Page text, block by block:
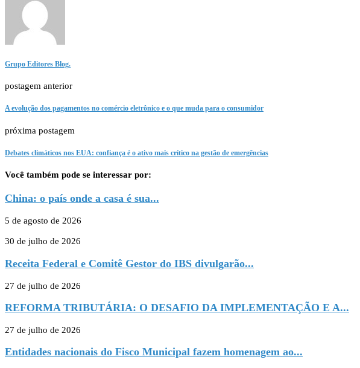
Grupo Editores Blog.
postagem anterior
A evolução dos pagamentos no comércio eletrônico e o que muda para o consumidor
próxima postagem
Debates climáticos nos EUA: confiança é o ativo mais crítico na gestão de emergências
Você também pode se interessar por:
China: o país onde a casa é sua...
5 de agosto de 2026
30 de julho de 2026
Receita Federal e Comitê Gestor do IBS divulgarão...
27 de julho de 2026
REFORMA TRIBUTÁRIA: O DESAFIO DA IMPLEMENTAÇÃO E A...
27 de julho de 2026
Entidades nacionais do Fisco Municipal fazem homenagem ao...